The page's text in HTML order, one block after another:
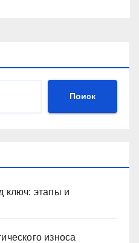
Поиск
ключ: этапы и
износа